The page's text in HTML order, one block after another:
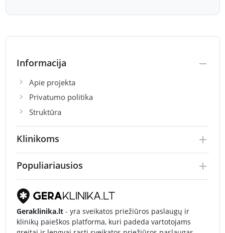
Informacija
Apie projekta
Privatumo politika
Struktūra
Klinikoms
Populiariausios
Geraklinika.lt- yra sveikatos priežiūros paslaugų ir
klinikų paieškos platforma, kuri padeda vartotojams